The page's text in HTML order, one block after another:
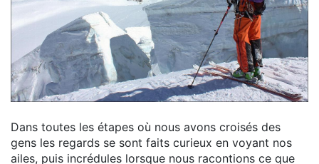
Dans toutes les étapes où nous avons croisés des
gens les regards se sont faits curieux en voyant nos
ailes, puis incrédules lorsque nous racontions ce que